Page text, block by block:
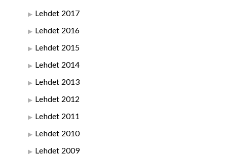
Lehdet 2017
Lehdet 2016
Lehdet 2015
Lehdet 2014
Lehdet 2013
Lehdet 2012
Lehdet 2011
Lehdet 2010
Lehdet 2009